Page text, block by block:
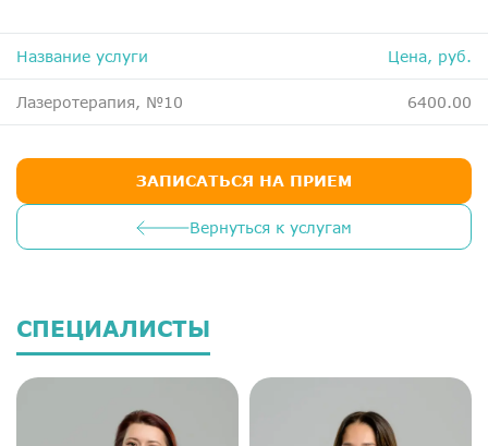
Анализы
Медосмотры
Чекапы
Контакты
Справка для налоговой
Название услуги Цена, руб.
Лазеротерапия, №10 6400.00
Вернуться к услугам
ЗАПИСАТЬСЯ НА ПРИЕМ
СПЕЦИАЛИСТЫ